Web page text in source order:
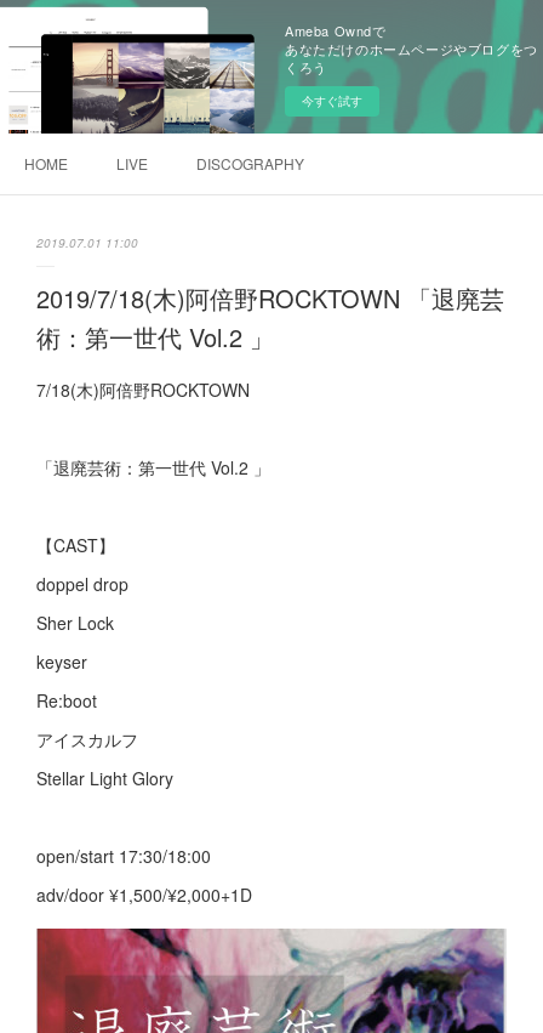
Ameba Owndで
あなただけのホームページやブログをつ
くろう
今すぐ試す
HOME LIVE DISCOGRAPHY
2019.07.01 11:00
2019/7/18(木)阿倍野ROCKTOWN 「退廃芸
術：第一世代 Vol.2 」
7/18(木)阿倍野ROCKTOWN
「退廃芸術：第一世代 Vol.2 」
【CAST】
doppel drop
Sher Lock
keyser
Re:boot
アイスカルフ
Stellar Light Glory
open/start 17:30/18:00
adv/door ¥1,500/¥2,000+1D